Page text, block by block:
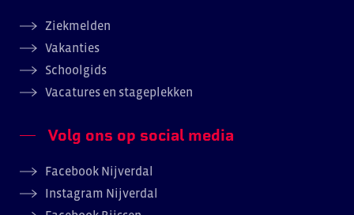
Ziekmelden
Vakanties
Schoolgids
Vacatures en stageplekken
Volg ons op social media
Facebook Nijverdal
Instagram Nijverdal